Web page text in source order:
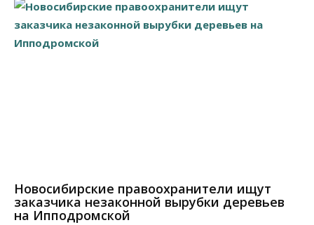
Новосибирские правоохранители ищут
заказчика незаконной вырубки деревьев
на Ипподромской